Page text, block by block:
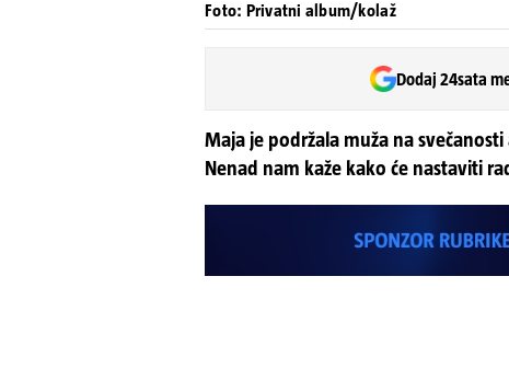
Foto: Privatni album/kolaž
Dodaj 24sata
Maja je podržala muža na
Nenad nam kaže kako će nastaviti